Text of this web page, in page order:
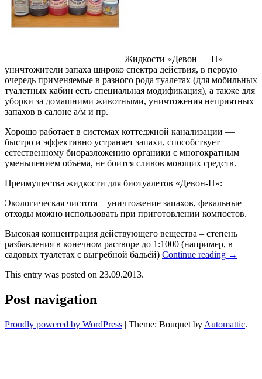
Жидкости «Девон — Н» —
уничтожители запаха широко спектра действия, в первую
очередь применяемые в разного рода туалетах (для мобильных
туалетных кабин есть специальная модификация), а также для
уборки за домашними животными, уничтожения неприятных
запахов в салоне а/м и пр.
Хорошо работает в системах коттеджной канализации —
быстро и эффективно устраняет запахи, способствует
естественному биоразложению органики с многократным
уменьшением объёма, не боится сливов моющих средств.
Преимущества жидкости для биотуалетов «Девон-Н»:
Экологическая чистота – уничтожение запахов, фекальные
отходы можно использовать при приготовлении компостов.
Высокая концентрация действующего вещества – степень
разбавления в конечном растворе до 1:1000 (например, в
садовых туалетах с выгребной бадьёй) Continue reading →
This entry was posted on 23.09.2013.
Post navigation
Proudly powered by WordPress | Theme: Bouquet by Automattic.